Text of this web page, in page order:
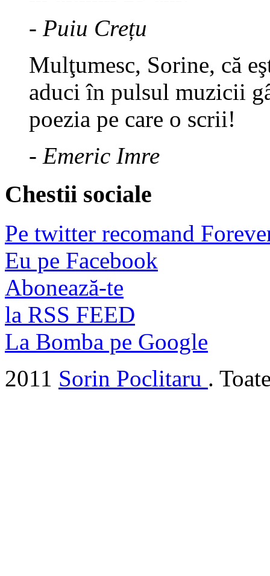
- Puiu Crețu
Mulţumesc, Sorine, că
aduci în pulsul muzicii
poezia pe care o scrii!
- Emeric Imre
Chestii sociale
Pe twitter recomand
Eu pe Facebook
Abonează-te
la RSS FEED
La Bomba pe Google
2011 Sorin Poclitaru .